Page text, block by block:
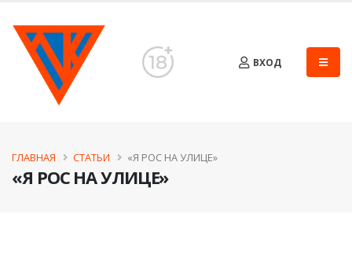
ВХОД
«Я РОС НА УЛИЦЕ»
ГЛАВНАЯ СТАТЬИ «Я РОС НА УЛИЦЕ»